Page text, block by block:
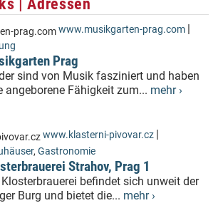
www.musikgarten-prag.com |
Prag
sind von Musik fasziniert und haben
angeborene Fähigkeit zum... mehr ›
www.klasterni-pivovar.cz |
, Gastronomie
Strahov, Prag 1
Klosterbrauerei befindet sich unweit der
Burg und bietet die... mehr ›